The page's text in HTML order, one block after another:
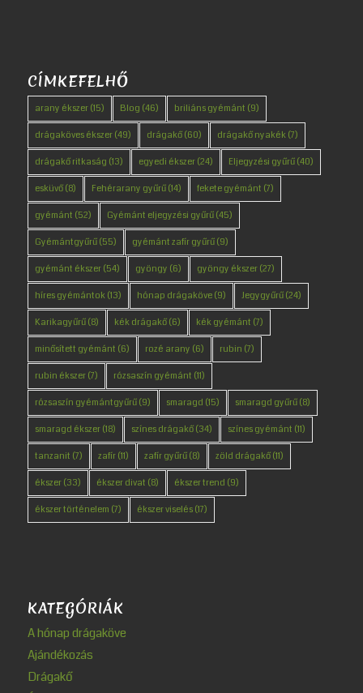
CÍMKEFELHŐ
arany ékszer(15) Blog (46) briliáns gyémánt (9)
drágaköves ékszer(49) drágakő(60) drágakő nyakék(7)
drágakő ritkaság (13) egyedi ékszer(24) Eljegyzési gyűrű(40)
esküvő(8) Fehérarany gyűrű(14) fekete gyémánt (7)
gyémánt (52) Gyémánt eljegyzési gyűrű(45)
Gyémántgyűrű(55) gyémánt zafír gyűrű(9)
gyémánt ékszer(54) gyöngy (6) gyöngy ékszer(27)
híres gyémántok(13) hónap drágaköve(9) Jegygyűrű(24)
Karikagyűrű(8) kék drágakő(6) kék gyémánt (7)
minősített gyémánt (6) rozé arany (6) rubin (7)
rubin ékszer(7) rózsaszín gyémánt (11)
rózsaszín gyémántgyűrű(9) smaragd (15) smaragd gyűrű(8)
smaragd ékszer(18) színes drágakő(34) színes gyémánt (11)
tanzanit (7) zafír(11) zafír gyűrű(8) zöld drágakő(11)
ékszer(33) ékszer divat (8) ékszer trend (9)
ékszer történelem (7) ékszer viselés(17)
KATEGÓRIÁK
A hónap drágaköve
Ajándékozás
Drágakő